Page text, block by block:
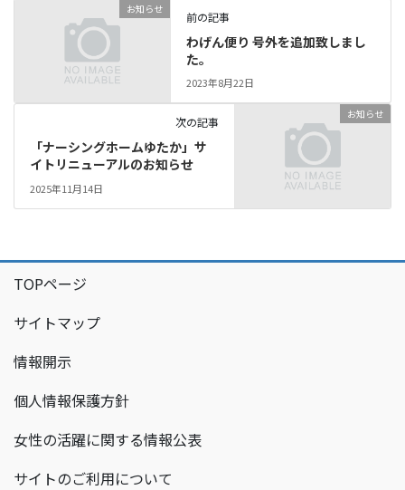
お知らせ
前の記事
わげん便り 号外を追加致しまし
た。
2023年8月22日
お知らせ
次の記事
「ナーシングホームゆたか」サ
イトリニューアルのお知らせ
2025年11月14日
TOPページ
サイトマップ
情報開示
個人情報保護方針
女性の活躍に関する情報公表
サイトのご利用について